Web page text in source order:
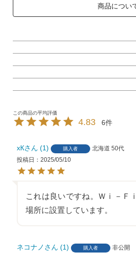
商品につい
4.83 6
хК 1 購入者 北海道 50代
投稿日
2025/05/10
これは良いですね。Ｗｉ－Ｆ
場所に設置しています。
ネコナノ 1 購入者
非公開